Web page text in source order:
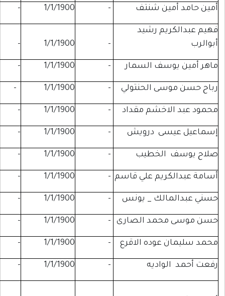
شنتف -
1/1/1900
-
رشيد
1/1/1900
-
السمار -
1/1/1900
-
الحنتولي -
1/1/1900
-
مقداد -
1/1/1900
-
درويش -
1/1/1900
-
-
1/1/1900
-
علي قاسم-
1/1/1900
-
_ يونس -
1/1/1900
-
الصارى -
1/1/1900
-
الاقرع -
1/1/1900
-
-
1/1/1900
-